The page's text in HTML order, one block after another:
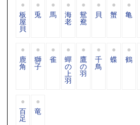
板
屋
貝
兎 馬 海
老
鴛
鴦
貝 蟹 亀
鹿
角
獅
子
雀 蟬
の
上
羽
鷹
の
羽
千
鳥
蝶 鶴
百
足
竜